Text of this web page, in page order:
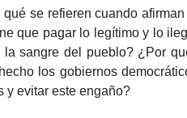
se refieren cuando
que pagar lo legítimo y lo
la sangre del pueblo? ¿Por
los gobiernos
y evitar este engaño?